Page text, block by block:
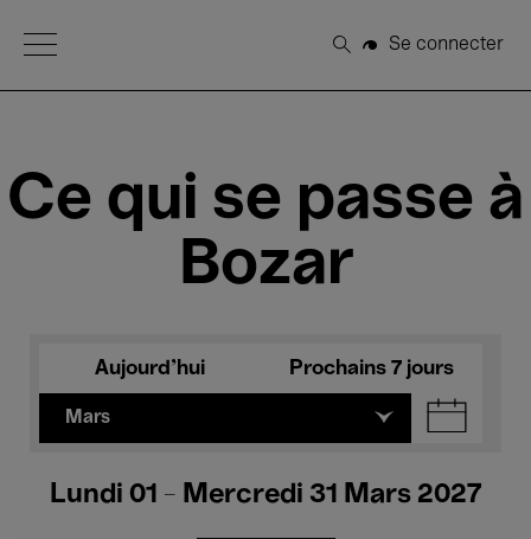
Open Menu
Rechercher
Se connecter
Ce qui se passe à
Bozar
Aujourd'hui Prochains 7 jours
Mars
Lundi 01 - Mercredi 31 Mars 2027